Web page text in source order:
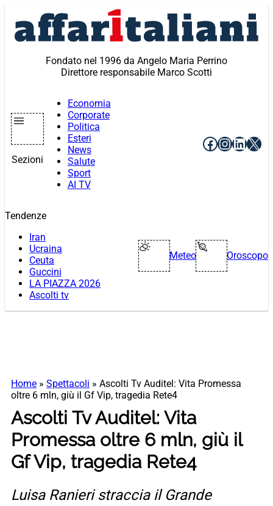
contenuto
Fondato nel 1996 da Angelo Maria Perrino
Direttore responsabile Marco Scotti
Sezioni
Economia
Corporate
Politica
Esteri
News
Salute
Sport
AI TV
Facebook
X
Tendenze
Iran
Ucraina
Ceuta
Guccini
LA PIAZZA 2026
Ascolti tv
Meteo Oroscopo
Home » Spettacoli » Ascolti Tv Auditel: Vita Promessa
oltre 6 mln, giù il Gf Vip, tragedia Rete4
Ascolti Tv Auditel: Vita
Promessa oltre 6 mln, giù il
Gf Vip, tragedia Rete4
Luisa Ranieri straccia il Grande